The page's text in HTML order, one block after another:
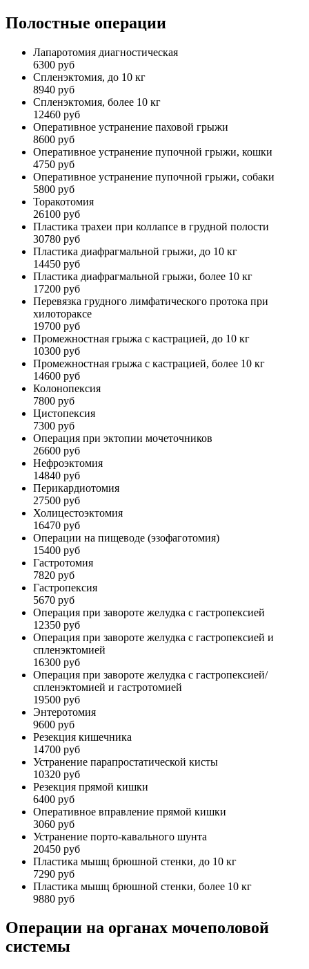
Полостные операции
Лапаротомия диагностическая
6300 руб
Спленэктомия, до 10 кг
8940 руб
Спленэктомия, более 10 кг
12460 руб
Оперативное устранение паховой грыжи
8600 руб
Оперативное устранение пупочной грыжи, кошки
4750 руб
Оперативное устранение пупочной грыжи, собаки
5800 руб
Торакотомия
26100 руб
Пластика трахеи при коллапсе в грудной полости
30780 руб
Пластика диафрагмальной грыжи, до 10 кг
14450 руб
Пластика диафрагмальной грыжи, более 10 кг
17200 руб
Перевязка грудного лимфатического протока при
хилотораксе
19700 руб
Промежностная грыжа с кастрацией, до 10 кг
10300 руб
Промежностная грыжа с кастрацией, более 10 кг
14600 руб
Колонопексия
7800 руб
Цистопексия
7300 руб
Операция при эктопии мочеточников
26600 руб
Нефроэктомия
14840 руб
Перикардиотомия
27500 руб
Холицестоэктомия
16470 руб
Операции на пищеводе (эзофаготомия)
15400 руб
Гастротомия
7820 руб
Гастропексия
5670 руб
Операция при завороте желудка с гастропексией
12350 руб
Операция при завороте желудка с гастропексией и
спленэктомией
16300 руб
Операция при завороте желудка с гастропексией/
спленэктомией и гастротомией
19500 руб
Энтеротомия
9600 руб
Резекция кишечника
14700 руб
Устранение парапростатической кисты
10320 руб
Резекция прямой кишки
6400 руб
Оперативное вправление прямой кишки
3060 руб
Устранение порто-кавального шунта
20450 руб
Пластика мышц брюшной стенки, до 10 кг
7290 руб
Пластика мышц брюшной стенки, более 10 кг
9880 руб
Операции на органах мочеполовой
системы